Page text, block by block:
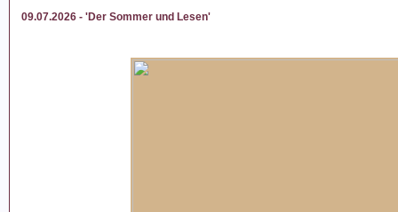
09.07.2026 - 'Der Sommer und Lesen'